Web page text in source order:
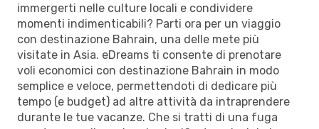
immergerti nelle culture locali e condividere
momenti indimenticabili? Parti ora per un viaggio
con destinazione Bahrain, una delle mete più
visitate in Asia. eDreams ti consente di prenotare
voli economici con destinazione Bahrain in modo
semplice e veloce, permettendoti di dedicare più
tempo (e budget) ad altre attività da intraprendere
durante le tue vacanze. Che si tratti di una fuga